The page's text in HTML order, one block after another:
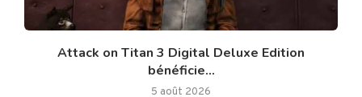
Attack on Titan 3 Digital Deluxe Edition
bénéficie...
5 août 2026